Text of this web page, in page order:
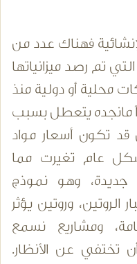
فهناك عدد من
تم رصد ميزانياتها
محلية أو دولية منذ
مانجده يتعطل بسبب
قد تكون أسعار مواد
عام تغيرت مما
جديدة، وهو نموذج
وروتين يؤثر
ومشاريع نسمع
تختفي عن الأنظار.